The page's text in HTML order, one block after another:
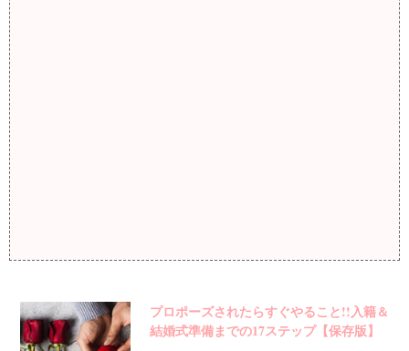
プロポーズされたらすぐやること!!入籍＆
結婚式準備までの17ステップ【保存版】